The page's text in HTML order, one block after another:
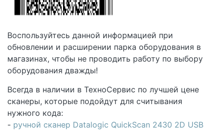
Воспользуйтесь данной информацией при
обновлении и расширении парка оборудования в
магазинах, чтобы не проводить работу по выбору
оборудования дважды!
Всегда в наличии в ТехноСервис по лучшей цене
сканеры, которые подойдут для считывания
нужного кода:
- ручной сканер Datalogic QuickScan 2430 2D USB